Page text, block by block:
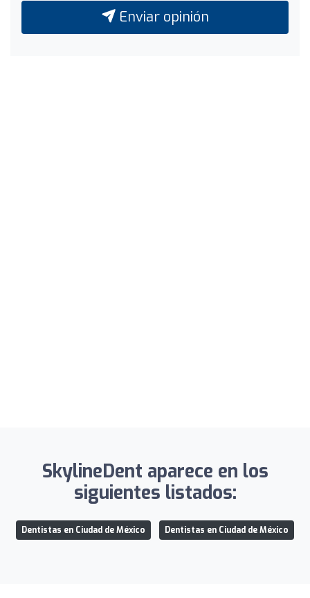
Enviar opinión
SkylineDent aparece en los
siguientes listados:
Dentistas en Ciudad de México Dentistas en Ciudad de México